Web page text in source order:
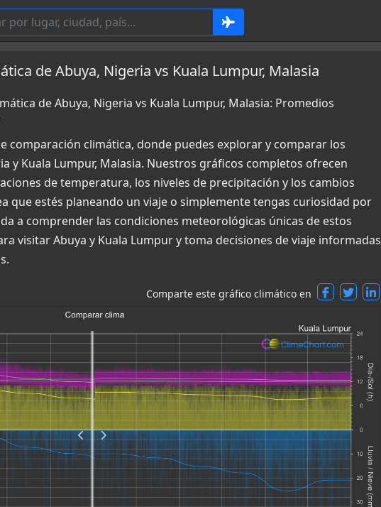
de Abuya, Nigeria vs Kuala Lumpur, Malasia
de Abuya, Nigeria vs Kuala Lumpur, Malasia: Promedios
comparación climática, donde puedes explorar y comparar los
y Kuala Lumpur, Malasia. Nuestros gráficos completos ofrecen
de temperatura, los niveles de precipitación y los cambios
que estés planeando un viaje o simplemente tengas curiosidad por
a comprender las condiciones meteorológicas únicas de estos
visitar Abuya y Kuala Lumpur y toma decisiones de viaje informadas
Comparte este gráfico climático en